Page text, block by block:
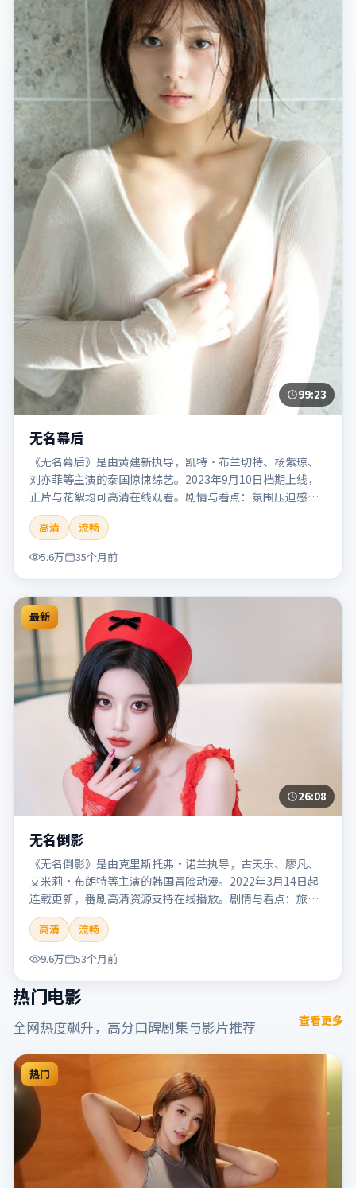
99:23
无名幕后
《无名幕后》是由黄建新执导，凯特·布兰切特、杨紫琼、
刘亦菲等主演的泰国惊悚综艺。2023年9月10日档期上线，
正片与花絮均可高清在线观看。剧情与看点：氛围压迫感
强，节奏紧张，适合追求刺激观影体验的观众。本片适合检
索「无名幕后」「黄建新」「惊悚」「泰国」「2023」
「2023-09-10上映」等关键词的影迷阅读简介与主创信息。
高清
流畅
5.6万
35个月前
最新
26:08
无名倒影
《无名倒影》是由克里斯托弗·诺兰执导，古天乐、廖凡、
艾米莉·布朗特等主演的韩国冒险动漫。2022年3月14日起
连载更新，番剧高清资源支持在线播放。剧情与看点：旅程
险象环生，奇观与友情并行，带来沉浸式探险体验。本片适
合检索「无名倒影」「克里斯托弗·诺兰」「冒险」「韩
国」「2022」「2022-03-14上映」等关键词的影迷阅读简介
与主创信息。
高清
流畅
9.6万
53个月前
热门电影
全网热度飙升，高分口碑剧集与影片推荐 查看更多
热门